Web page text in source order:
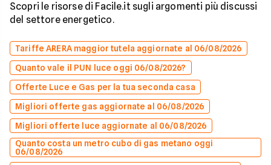
Scopri le risorse di Facile.it sugli argomenti più discussi
del settore energetico.
Tariffe ARERA maggior tutela aggiornate al 06/08/2026
Quanto vale il PUN luce oggi 06/08/2026?
Offerte Luce e Gas per la tua seconda casa
Migliori offerte gas aggiornate al 06/08/2026
Migliori offerte luce aggiornate al 06/08/2026
Quanto costa un metro cubo di gas metano oggi
06/08/2026